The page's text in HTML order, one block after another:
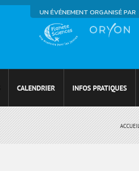
UN ÉVÉNEMENT ORGANISÉ PAR
CALENDRIER INFOS PRATIQUES
ACCUEIL